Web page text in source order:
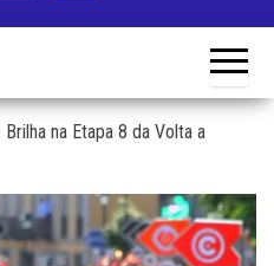
na Etapa 8 da Volta a